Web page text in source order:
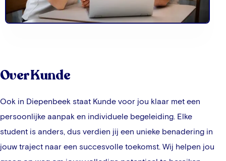
Over Kunde
Ook in Diepenbeek staat Kunde voor jou klaar met een
persoonlijke aanpak en individuele begeleiding. Elke
student is anders, dus verdien jij een unieke benadering in
jouw traject naar een succesvolle toekomst. Wij helpen jou